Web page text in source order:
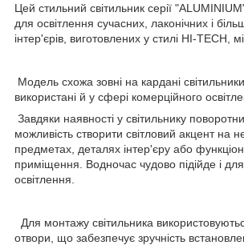
Цей стильний світильник серії
для освітлення сучасних, лаконічних і
інтер'єрів, виготовлених у стилі HI-TECH,
Модель схожа зовні на кардані
використані й у сфері комерційного
Завдяки наявності у світильнику
можливість створити світловий акцент на
предметах, деталях інтер'єру або
приміщення. Водночас чудово підійде і
освітлення.
Для монтажу світильника
отвори, що забезпечує зручність